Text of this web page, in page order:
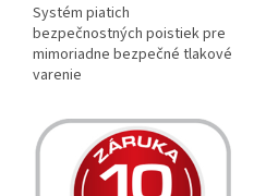
Systém piatich
bezpečnostných poistiek pre
mimoriadne bezpečné tlakové
varenie